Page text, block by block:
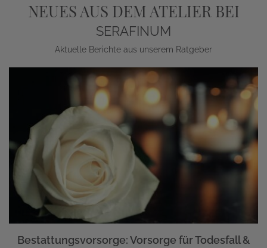
NEUES AUS DEM ATELIER BEI
SERAFINUM
Aktuelle Berichte aus unserem Ratgeber
Bestattungsvorsorge: Vorsorge für Todesfall &